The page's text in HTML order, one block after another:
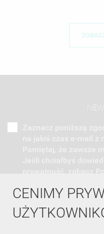
CENIMY